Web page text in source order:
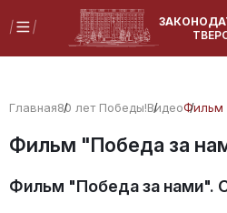
Главная80 лет Победы!ВидеоФильм
Фильм "Победа за
Фильм "Победа за нами".